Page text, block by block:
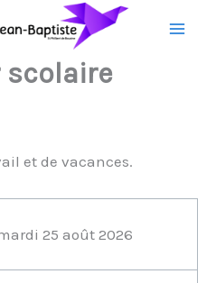
scolaire
et de vacances.
25 août 2026